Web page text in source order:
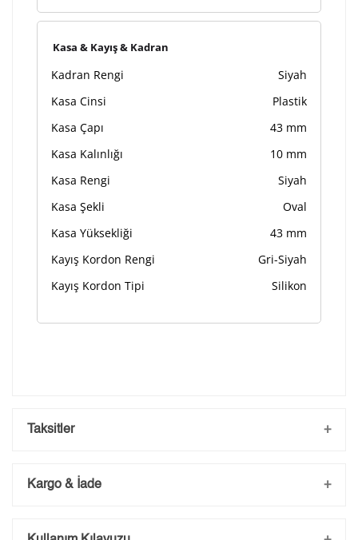
Kasa & Kayış & Kadran
Kadran Rengi
Siyah
Kasa Cinsi
Plastik
Kasa Çapı
43 mm
Kasa Kalınlığı
10 mm
Kasa Rengi
Siyah
Kasa Şekli
Oval
Kasa Yüksekliği
43 mm
Kayış Kordon Rengi
Gri-Siyah
Kayış Kordon Tipi
Silikon
Taksitler
Kargo & İade
Kargo ve Sipariş